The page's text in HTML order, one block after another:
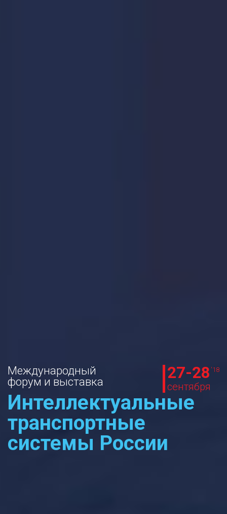
27-28
сентября
'18
Международный
форум и выставка
Интеллектуальные
транспортные
системы России